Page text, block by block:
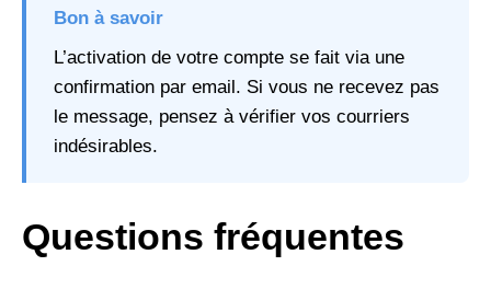
Bon à savoir
L’activation de votre compte se fait via une
confirmation par email. Si vous ne recevez pas
le message, pensez à vérifier vos courriers
indésirables.
Questions fréquentes